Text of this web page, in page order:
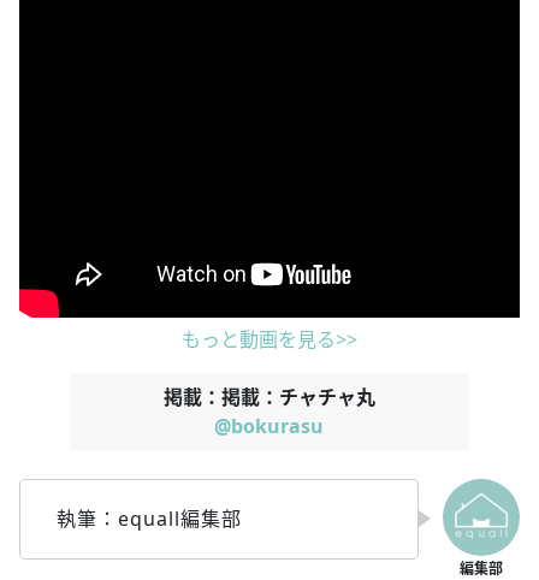
もっと動画を見る>>
掲載：掲載：チャチャ丸
@bokurasu
執筆：equall編集部